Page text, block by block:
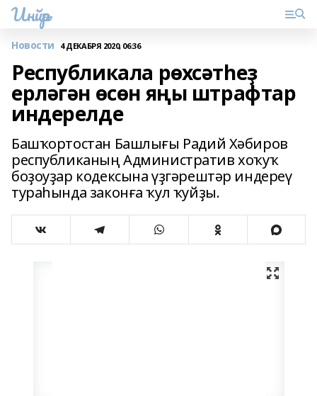
Инйәр
Новости 4 ДЕКАБРЯ 2020, 06:36
Республикала рөхсәтһеҙ
ерләгән өсөн яңы штрафтар
индерелде
Башҡортостан Башлығы Радий Хәбиров
республиканың Административ хоҡуҡ
боҙоуҙар кодексына үҙгәрештәр индереү
тураһында законға ҡул ҡуйҙы.